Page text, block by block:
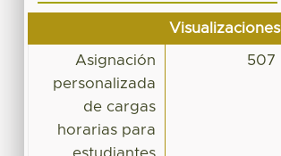
Visualizaciones
Asignación
personalizada
de cargas
horarias para
estudiantes
507